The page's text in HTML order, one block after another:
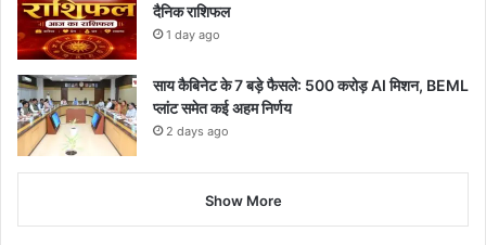
दैनिक राशिफल
1 day ago
साय कैबिनेट के 7 बड़े फैसले: 500 करोड़ AI मिशन, BEML
प्लांट समेत कई अहम निर्णय
2 days ago
Show More